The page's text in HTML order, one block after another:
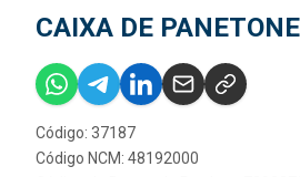
CAIXA DE PANETONE
Código: 37187
Código NCM: 48192000